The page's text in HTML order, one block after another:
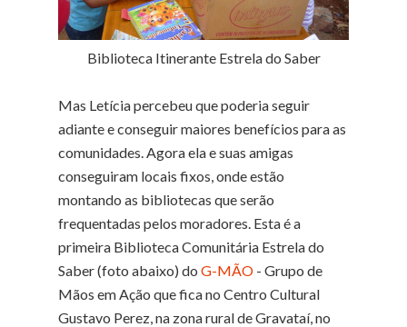
Biblioteca Itinerante Estrela do Saber
Mas Letícia percebeu que poderia seguir
adiante e conseguir maiores benefícios para as
comunidades. Agora ela e suas amigas
conseguiram locais fixos, onde estão
montando as bibliotecas que serão
frequentadas pelos moradores. Esta é a
primeira Biblioteca Comunitária Estrela do
Saber (foto abaixo) do G-MÃO - Grupo de
Mãos em Ação que fica no Centro Cultural
Gustavo Perez, na zona rural de Gravataí, no